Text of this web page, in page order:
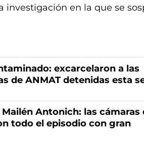
en la que se
excarcelaron a las
de ANMAT detenidas esta
Antonich: las cámaras
todo el episodio con gran